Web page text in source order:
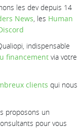
les dev depuis 14
News, les Human
indispensable
financement via votre
clients qui nous
proposons un
pour vous